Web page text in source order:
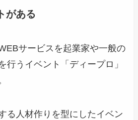
がある
サービスを起業家や一般の
行うイベント「ディープロ」
る人材作りを型にしたイベン